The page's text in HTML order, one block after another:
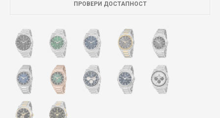
ПРОВЕРИ ДОСТАПНОСТ